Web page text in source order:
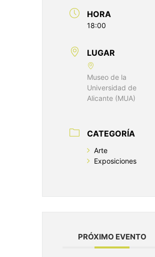
HORA
18:00
LUGAR
Museo de la
Universidad de
Alicante (MUA)
CATEGORÍA
Arte
Exposiciones
PRÓXIMO EVENTO